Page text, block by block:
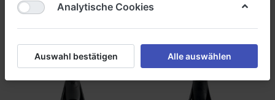
Filtern Sortieren
Analytische Cookies
Auswahl bestätigen Alle auswählen